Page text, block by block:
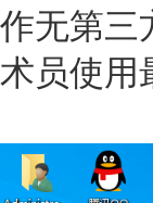
作无第三
术员使用